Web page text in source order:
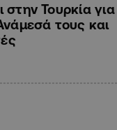
Τουρκία για
τους και